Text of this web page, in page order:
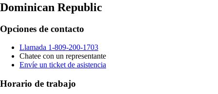
Dominican Republic
Opciones de contacto
Llamada 1-809-200-1703
Chatee con un representante
Envíe un ticket de asistencia
Horario de trabajo